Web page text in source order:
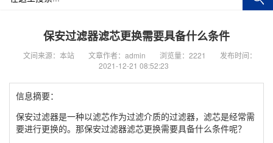
保安过滤器滤芯更换需要具备什么条件
文间来源：本站 文章作者：admin 浏览量：2221
发布时间：
2021-12-21 08:52:23
信息摘要：
保安过滤器是一种以滤芯作为过滤介质的过滤器，滤芯是经常需
要进行更换的。那保安过滤器滤芯更换需要具备什么条件呢？